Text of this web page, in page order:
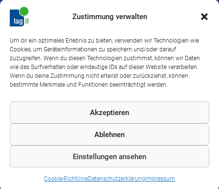
Zustimmung verwalten
Um dir ein optimales Erlebnis zu bieten, verwenden wir Technologien wie
Cookies, um Geräteinformationen zu speichern und/oder darauf
zuzugreifen. Wenn du diesen Technologien zustimmst, können wir Daten
wie das Surfverhalten oder eindeutige IDs auf dieser Website verarbeiten.
Wenn du deine Zustimmung nicht erteilst oder zurückziehst, können
bestimmte Merkmale und Funktionen beeinträchtigt werden.
Akzeptieren
Ablehnen
Einstellungen ansehen
Cookie-RichtlinieDatenschutzerklärung Impressum
lag if Hessen
Landesarbeitsgemeinschaft
der Inklusionsfirmen Hessen e. V.
60599 Frankfurt am Main
Fon: +49 (0) 69 965 220 54
E-Mail: info @ lagif-hessen.de
Datenschutzerklärung LinkedIn